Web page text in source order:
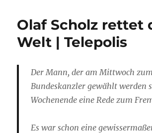
Olaf Scholz rettet
Welt | Telepolis
Der Mann, der am Mittwoch zum
Bundeskanzler gewählt werden
Wochenende eine Rede zum
Es war schon eine